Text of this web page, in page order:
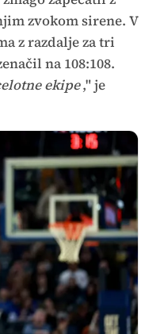
zvokom sirene. V
z razdalje za tri
na 108:108.
ekipe," je